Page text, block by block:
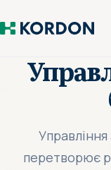
перетворює